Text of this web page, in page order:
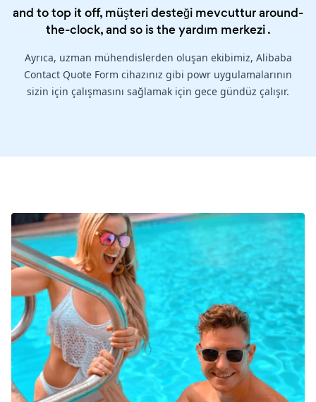
and to top it off, müşteri desteği mevcuttur around-
the-clock, and so is theyardım merkezi.
Ayrıca, uzman mühendislerden oluşan ekibimiz, Alibaba
Contact Quote Form cihazınız gibi powr uygulamalarının
sizin için çalışmasını sağlamak için gece gündüz çalışır.